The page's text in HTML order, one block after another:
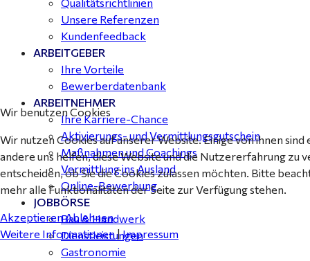
Unsere Referenzen
Kundenfeedback
ARBEITGEBER
Ihre Vorteile
Bewerberdatenbank
ARBEITNEHMER
Ihre Karriere-Chance
Aktivierungs- und Vermittlungsgutschein
Maßnahmen und Coachings
Vermittlung ins Ausland
Online-Bewerbung
JOBBÖRSE
Bau & Handwerk
Dienstleistungen
Gastronomie
Wir benutzen Cookies
Wir nutzen Cookies auf unserer Website. Einige von ihnen
andere uns helfen, diese Website und die Nutzererfahrung zu
entscheiden, ob Sie die Cookies zulassen möchten. Bitte
mehr alle Funktionalitäten der Seite zur Verfügung stehen.
AkzeptierenAblehnen
Weitere Informationen|Impressum